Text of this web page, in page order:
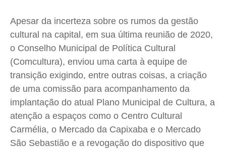
Apesar da incerteza sobre os rumos da gestão
cultural na capital, em sua última reunião de 2020,
o Conselho Municipal de Política Cultural
(Comcultura), enviou uma carta à equipe de
transição exigindo, entre outras coisas, a criação
de uma comissão para acompanhamento da
implantação do atual Plano Municipal de Cultura, a
atenção a espaços como o Centro Cultural
Carmélia, o Mercado da Capixaba e o Mercado
São Sebastião e a revogação do dispositivo que